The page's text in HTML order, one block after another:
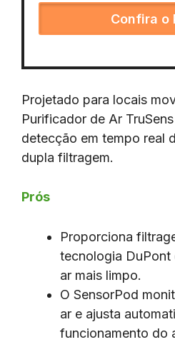
Confira o
Projetado para locais
Purificador de Ar
detecção em tempo real
dupla filtragem.
Prós
Proporciona
tecnologia DuPont
ar mais limpo.
O SensorPod
ar e ajusta
funcionamento do